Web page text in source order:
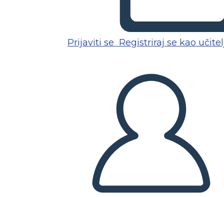
Prijaviti se Registriraj se kao